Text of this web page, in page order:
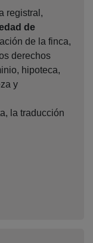
registral,
de
de la finca,
derechos
hipoteca,
y
la traducción